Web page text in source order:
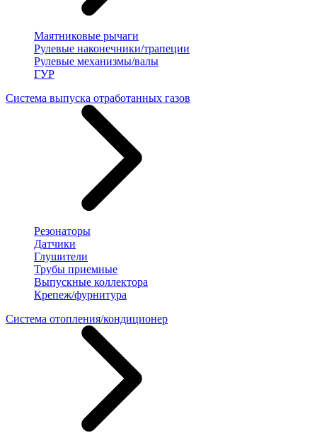
Маятниковые рычаги
Рулевые наконечники/трапеции
Рулевые механизмы/валы
ГУР
Система выпуска отработанных газов
Резонаторы
Датчики
Глушители
Трубы приемные
Выпускные коллектора
Крепеж/фурнитура
Система отопления/кондиционер